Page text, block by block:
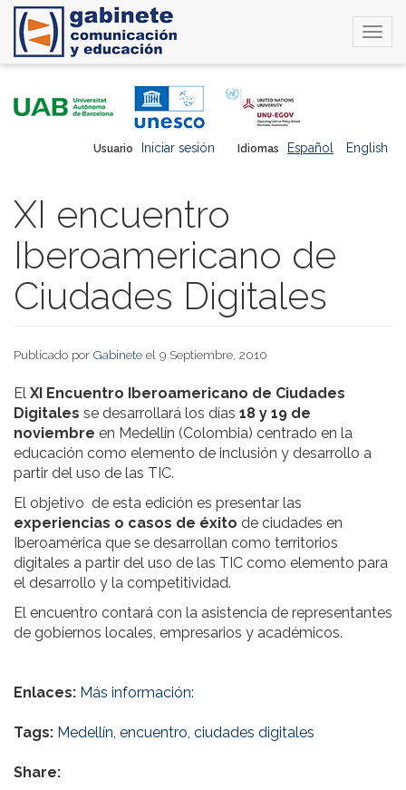
Idiomas Español English
Usuario Iniciar sesión
XI encuentro
Iberoamericano de
Ciudades Digitales
Publicado por Gabinete el 9 Septiembre, 2010
El XI Encuentro Iberoamericano de Ciudades
Digitales se desarrollará los días 18 y 19 de
noviembre en Medellín (Colombia) centrado en la
educación como elemento de inclusión y desarrollo a
partir del uso de las TIC.
El objetivo de esta edición es presentar las
experiencias o casos de éxito de ciudades en
Iberoamérica que se desarrollan como territorios
digitales a partir del uso de las TIC como elemento para
el desarrollo y la competitividad.
El encuentro contará con la asistencia de representantes
de gobiernos locales, empresarios y académicos.
Enlaces: Más información:
Tags: Medellín, encuentro, ciudades digitales
Share: